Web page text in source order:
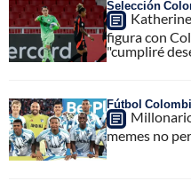
Selección
figura con
"cumpliré
Fútbol
memes no